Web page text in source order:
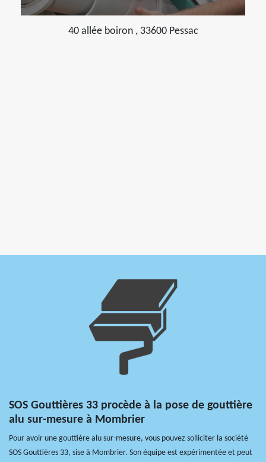
40 allée boiron , 33600 Pessac
SOS Gouttières 33 procède à la pose de gouttière
alu sur-mesure à Mombrier
Pour avoir une gouttière alu sur-mesure, vous pouvez solliciter la société
SOS Gouttières 33, sise à Mombrier. Son équipe est expérimentée et peut